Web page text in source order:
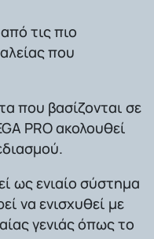
τις πιο
που
που βασίζονται σε
PRO ακολουθεί
ως ενιαίο σύστημα
να ενισχυθεί με
γενιάς όπως το